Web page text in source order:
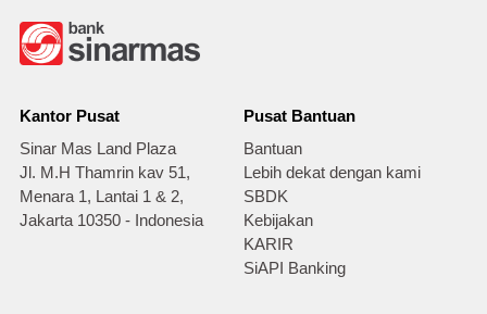
Kantor Pusat
Sinar Mas Land Plaza
Jl. M.H Thamrin kav 51,
Menara 1, Lantai 1 & 2,
Jakarta 10350 - Indonesia
Pusat Bantuan
Bantuan
Lebih dekat dengan kami
SBDK
Kebijakan
KARIR
SiAPI Banking